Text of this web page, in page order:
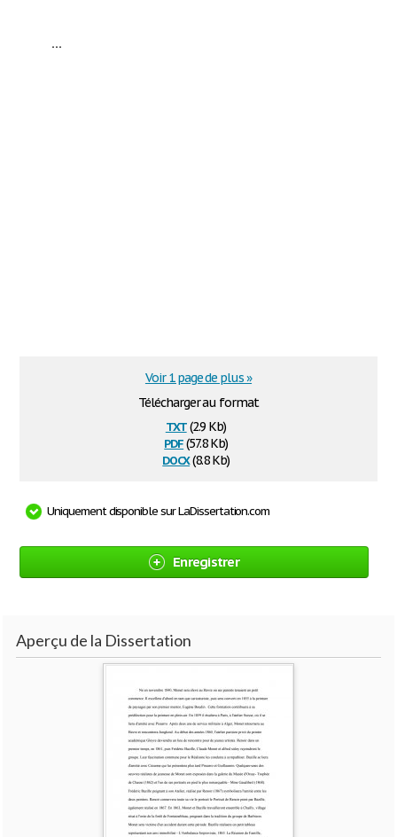
...
Télécharger au format
txt(2.9 Kb)
pdf(57.8 Kb)
docx(8.8 Kb)
Voir 1 page de plus »
Uniquement disponible sur LaDissertation.com
Enregistrer
Aperçu de la Dissertation